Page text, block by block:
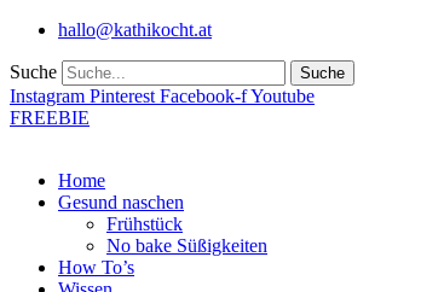
Zum
wechseln
hallo@kathikocht.at
Suche Suche
Instagram Pinterest Facebook-fYoutube
FREEBIE
Home
Gesund naschen
Frühstück
No bake Süßigkeiten
How To’s